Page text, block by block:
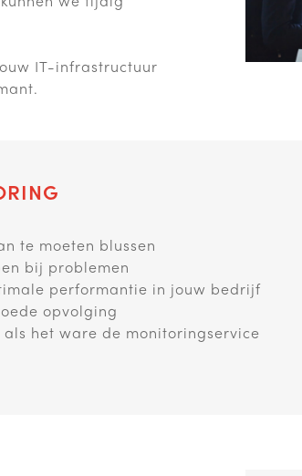
IT-infrastructuur
te moeten blussen
bij problemen
performantie in jouw bedrijf
opvolging
het ware de monitoringservice